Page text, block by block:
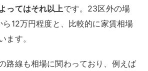
ってはそれ以上です。23区外の場
12万円程度と、比較的に家賃相場
ます。
路線も相場に関わっており、例えば